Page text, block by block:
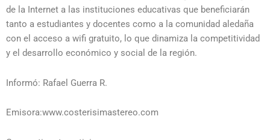
de la Internet a las instituciones educativas que beneficiarán
tanto a estudiantes y docentes como a la comunidad aledaña
con el acceso a wifi gratuito, lo que dinamiza la competitividad
y el desarrollo económico y social de la región.
Informó: Rafael Guerra R.
Emisora:www.costerisimastereo.com